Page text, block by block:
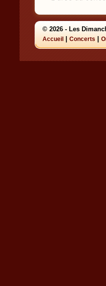
© 2026 - Les
Accueil Concerts